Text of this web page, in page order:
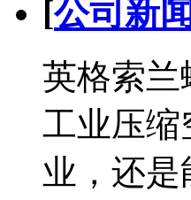
[公司新闻
英格索兰
工业压缩
业，还